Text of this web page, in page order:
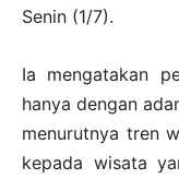
Senin (1/7).
Ia mengatakan
hanya dengan
menurutnya tren
kepada wisata